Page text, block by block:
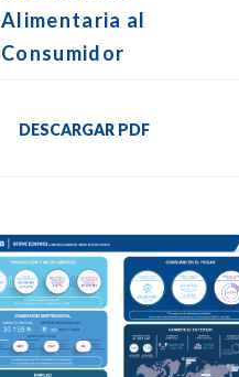
Alimentaria al
Consumidor
DESCARGAR PDF